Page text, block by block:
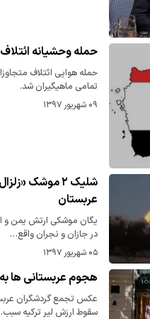
حمله وحشیانه
حمله هوایی ائتلاف
تمامی ماهیگیران شد.
۰۹ شهریور ۱۳۹۷
عربستان
در جازان و نجران واقع…
۰۵ شهریور ۱۳۹۷
هجوم عربستانی ها
عکس تجمع گردشگران
سقوط ارزش لیر ترکیه